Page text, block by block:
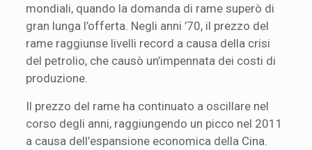
mondiali, quando la domanda di rame superò di
gran lunga l’offerta. Negli anni ’70, il prezzo del
rame raggiunse livelli record a causa della crisi
del petrolio, che causò un’impennata dei costi di
produzione.
Il prezzo del rame ha continuato a oscillare nel
corso degli anni, raggiungendo un picco nel 2011
a causa dell’espansione economica della Cina.